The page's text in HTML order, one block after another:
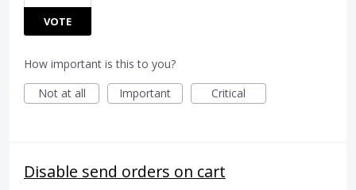
VOTE
How important is this to you?
Not at all
Important Critical
Disable send orders on cart